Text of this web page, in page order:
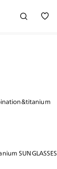
SUNGLASSES